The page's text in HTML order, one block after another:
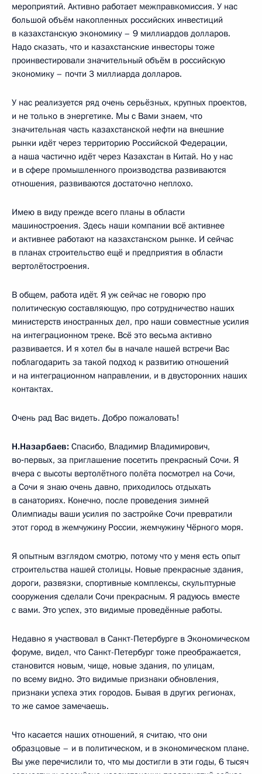
мероприятий. Активно работает межправкомиссия. У нас
большой объём накопленных российских инвестиций
в казахстанскую экономику – 9 миллиардов долларов.
Надо сказать, что и казахстанские инвесторы тоже
проинвестировали значительный объём в российскую
экономику – почти 3 миллиарда долларов.
У нас реализуется ряд очень серьёзных, крупных проектов,
и не только в энергетике. Мы с Вами знаем, что
значительная часть казахстанской нефти на внешние
рынки идёт через территорию Российской Федерации,
а наша частично идёт через Казахстан в Китай. Но у нас
и в сфере промышленного производства развиваются
отношения, развиваются достаточно неплохо.
Имею в виду прежде всего планы в области
машиностроения. Здесь наши компании всё активнее
и активнее работают на казахстанском рынке. И сейчас
в планах строительство ещё и предприятия в области
вертолётостроения.
В общем, работа идёт. Я уж сейчас не говорю про
политическую составляющую, про сотрудничество наших
министерств иностранных дел, про наши совместные усилия
на интеграционном треке. Всё это весьма активно
развивается. И я хотел бы в начале нашей встречи Вас
поблагодарить за такой подход к развитию отношений
и на интеграционном направлении, и в двусторонних наших
контактах.
Очень рад Вас видеть. Добро пожаловать!
Н.Назарбаев: Спасибо, Владимир Владимирович,
во‑первых, за приглашение посетить прекрасный Сочи. Я
вчера с высоты вертолётного полёта посмотрел на Сочи,
а Сочи я знаю очень давно, приходилось отдыхать
в санаториях. Конечно, после проведения зимней
Олимпиады ваши усилия по застройке Сочи превратили
этот город в жемчужину России, жемчужину Чёрного моря.
Я опытным взглядом смотрю, потому что у меня есть опыт
строительства нашей столицы. Новые прекрасные здания,
дороги, развязки, спортивные комплексы, скульптурные
сооружения сделали Сочи прекрасным. Я радуюсь вместе
с вами. Это успех, это видимые проведённые работы.
Недавно я участвовал в Санкт-Петербурге в Экономическом
форуме, видел, что Санкт-Петербург тоже преображается,
становится новым, чище, новые здания, по улицам,
по всему видно. Это видимые признаки обновления,
признаки успеха этих городов. Бывая в других регионах,
то же самое замечаешь.
Что касается наших отношений, я считаю, что они
образцовые – и в политическом, и в экономическом плане.
Вы уже перечислили то, что мы достигли в эти годы, 6 тысяч